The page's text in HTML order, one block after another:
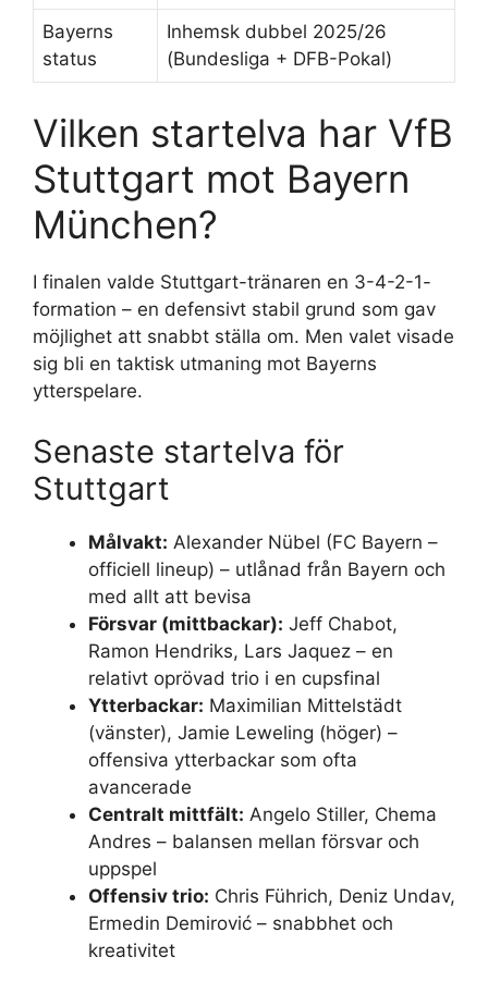
Bayerns
status
Inhemsk dubbel 2025/26
(Bundesliga + DFB-Pokal)
Vilken startelva har VfB
Stuttgart mot Bayern
München?
I finalen valde Stuttgart-tränaren en 3-4-2-1-
formation – en defensivt stabil grund som gav
möjlighet att snabbt ställa om. Men valet visade
sig bli en taktisk utmaning mot Bayerns
ytterspelare.
Senaste startelva för
Stuttgart
Målvakt: Alexander Nübel (FC Bayern –
officiell lineup) – utlånad från Bayern och
med allt att bevisa
Försvar (mittbackar): Jeff Chabot,
Ramon Hendriks, Lars Jaquez – en
relativt oprövad trio i en cupsfinal
Ytterbackar: Maximilian Mittelstädt
(vänster), Jamie Leweling (höger) –
offensiva ytterbackar som ofta
avancerade
Centralt mittfält: Angelo Stiller, Chema
Andres – balansen mellan försvar och
uppspel
Offensiv trio: Chris Führich, Deniz Undav,
Ermedin Demirović – snabbhet och
kreativitet